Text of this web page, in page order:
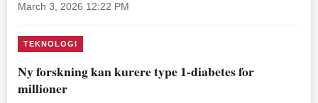
March 3, 2026 12:22 PM
TEKNOLOGI
Ny forskning kan kurere type 1-diabetes for
millioner